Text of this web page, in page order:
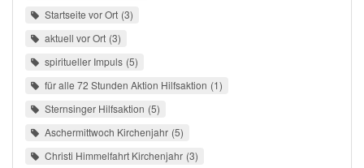
Startseite vor Ort 3
aktuell vor Ort 3
spiritueller Impuls 5
für alle 72 Stunden Aktion Hilfsaktion 1
Sternsinger Hilfsaktion 5
Aschermittwoch Kirchenjahr 5
Christi Himmelfahrt Kirchenjahr 3